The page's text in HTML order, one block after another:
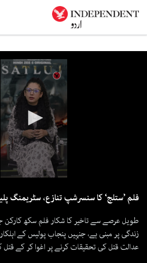
فلم ’ستلج‘ کا سنسرشپ تنازع، سٹریمنگ
طویل عرصے سے تاخیر کا شکار فلم سکھ کارکن
زندگی پر مبنی ہے، جنہیں پنجاب پولیس کے
عدالت قتل کی تحقیقات کرنے پر اغوا کر کے قتل